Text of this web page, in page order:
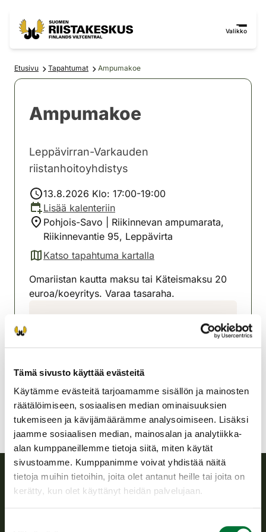
Tämä sivusto käyttää evästeitä
Käytämme evästeitä tarjoamamme sisällön ja mainosten
räätälöimiseen, sosiaalisen median ominaisuuksien
tukemiseen ja kävijämäärämme analysoimiseen. Lisäksi
jaamme sosiaalisen median, mainosalan ja analytiikka-
alan kumppaneillemme tietoja siitä, miten käytät
sivustoamme. Kumppanimme voivat yhdistää näitä
tietoja muihin tietoihin, joita olet antanut heille tai joita on
kerätty, kun olet käyttänyt heidän palvelujaan.
Valikko
Etusivu Tapahtumat Ampumakoe
Ampumakoe
Leppävirran-Varkauden
riistanhoitoyhdistys
13.8.2026 Klo: 17:00-19:00
Lisää kalenteriin
Pohjois-Savo | Riikinnevan ampumarata,
Riikinnevantie 95, Leppävirta
Katso tapahtuma kartalla
(avautuu uuteen välilehteen)
Omariistan kautta maksu tai Käteismaksu 20
euroa/koeyritys. Varaa tasaraha.
Pohjois-Savo
leppavirta-varkaus@rhy.riista.fi
Suomen riistakeskus